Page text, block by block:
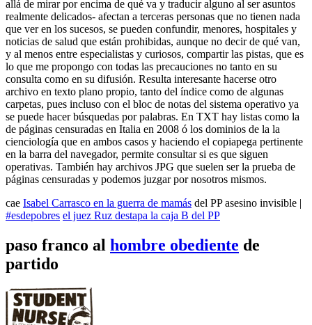
allá de mirar por encima de qué va y traducir alguno al ser asuntos
realmente delicados- afectan a terceras personas que no tienen nada
que ver en los sucesos, se pueden confundir, menores, hospitales y
noticias de salud que están prohibidas, aunque no decir de qué van,
y al menos entre especialistas y curiosos, compartir las pistas, que es
lo que me propongo con todas las precauciones no tanto en su
consulta como en su difusión. Resulta interesante hacerse otro
archivo en texto plano propio, tanto del índice como de algunas
carpetas, pues incluso con el bloc de notas del sistema operativo ya
se puede hacer búsquedas por palabras. En TXT hay listas como la
de páginas censuradas en Italia en 2008 ó los dominios de la la
cienciología que en ambos casos y haciendo el copiapega pertinente
en la barra del navegador, permite consultar si es que siguen
operativas. También hay archivos JPG que suelen ser la prueba de
páginas censuradas y podemos juzgar por nosotros mismos.
cae Isabel Carrasco en la guerra de mamás del PPasesino invisible |
#esdepobres el juez Ruz destapa la caja B del PP
paso franco al hombre obediente de
partido